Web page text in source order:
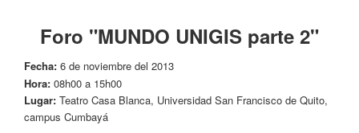
Foro "MUNDO UNIGIS parte 2"
Fecha: 6 de noviembre del 2013
Hora: 08h00 a 15h00
Lugar: Teatro Casa Blanca, Universidad San Francisco de Quito,
campus Cumbayá